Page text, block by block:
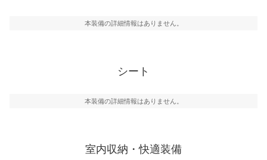
本装備の詳細情報はありません。
シート
本装備の詳細情報はありません。
室内収納・快適装備